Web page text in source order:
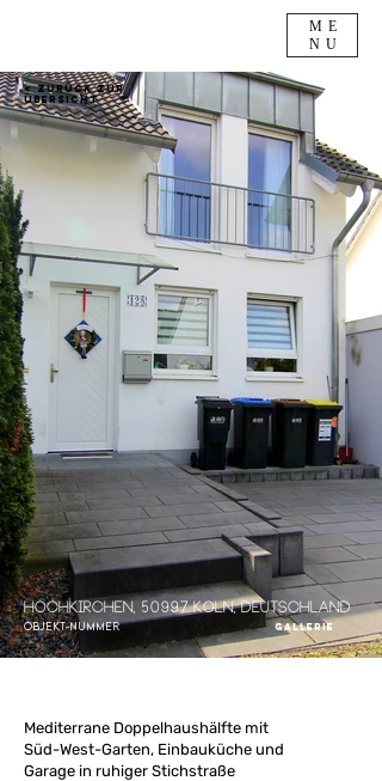
ME
NU
< Zurück zur
Übersicht
Objekt-Nummer
Hochkirchen, 50997 Köln, Deutschland
Gallerie
Mediterrane Doppelhaushälfte mit
Süd-West-Garten, Einbauküche und
Garage in ruhiger Stichstraße